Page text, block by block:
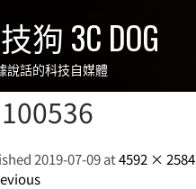
狗 3C DOG
說話的科技自媒體
2019-07-09 at4592 × 2584